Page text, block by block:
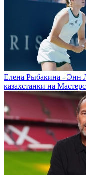
Елена Рыбакина - Энн
казахстанки на